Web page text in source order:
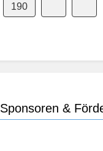
190
Sponsoren &